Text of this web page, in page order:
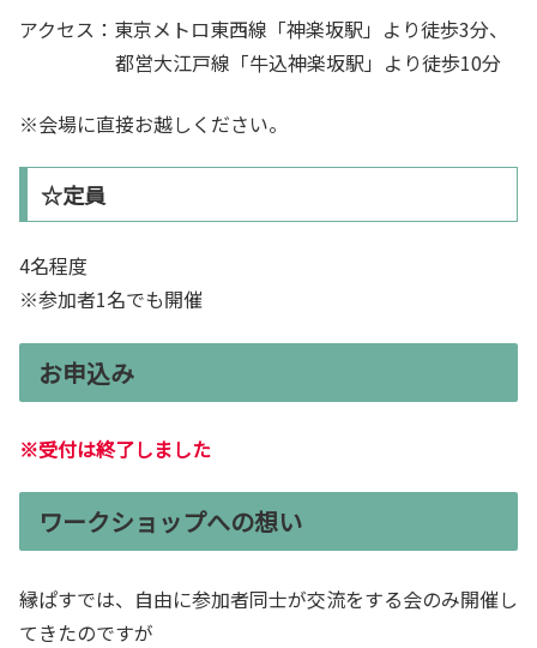
アクセス：東京メトロ東西線「神楽坂駅」より徒歩3分、
都営大江戸線「牛込神楽坂駅」より徒歩10分
※会場に直接お越しください。
☆定員
4名程度
※参加者1名でも開催
お申込み
※受付は終了しました
ワークショップへの想い
縁ぱすでは、自由に参加者同士が交流をする会のみ開催し
てきたのですが